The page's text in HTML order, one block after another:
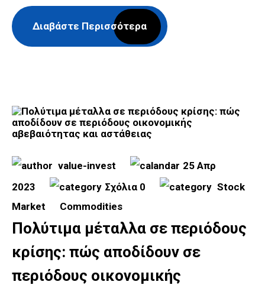
Διαβάστε Περισσότερα
value-invest
25 Απρ
2023
Σχόλια 0
Stock
Market
Commodities
Πολύτιμα μέταλλα σε περιόδους
κρίσης: πώς αποδίδουν σε
περιόδους οικονομικής